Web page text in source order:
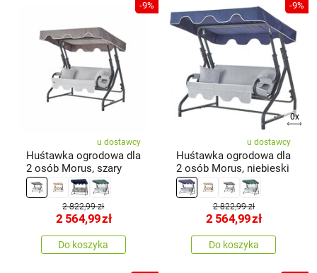
-9%
u dostawcy
Huśtawka ogrodowa dla
2 osób Morus, szary
2 822,99 zł
2 564,99zł
Do koszyka
-9%
0x
u dostawcy
Huśtawka ogrodowa dla
2 osób Morus, niebieski
2 822,99 zł
2 564,99zł
Do koszyka